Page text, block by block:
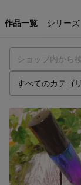
作品一覧 シリーズ